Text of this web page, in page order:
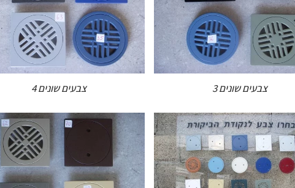
צבעים שונים 3 צבעים שונים 4